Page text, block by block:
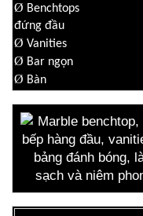
Ø Benchtops
đứng đầu
Ø Vanities
Ø Bar ngọn
Ø Bàn